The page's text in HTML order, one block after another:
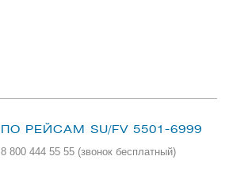
ПО РЕЙСАМ SU/FV 5501-6999
8 800 444 55 55 (звонок бесплатный)